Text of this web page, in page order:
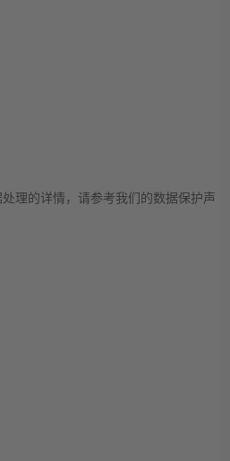
理的详情，请参考我们的数据保护声